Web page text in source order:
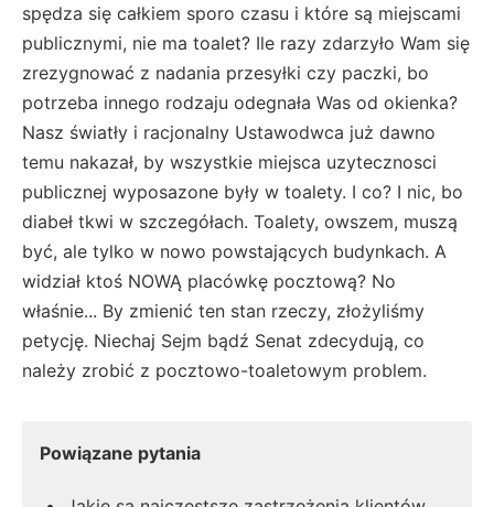
spędza się całkiem sporo czasu i które są miejscami
publicznymi, nie ma toalet? Ile razy zdarzyło Wam się
zrezygnować z nadania przesyłki czy paczki, bo
potrzeba innego rodzaju odegnała Was od okienka?
Nasz światły i racjonalny Ustawodwca już dawno
temu nakazał, by wszystkie miejsca uzytecznosci
publicznej wyposazone były w toalety. I co? I nic, bo
diabeł tkwi w szczegółach. Toalety, owszem, muszą
być, ale tylko w nowo powstających budynkach. A
widział ktoś NOWĄ placówkę pocztową? No
właśnie... By zmienić ten stan rzeczy, złożyliśmy
petycję. Niechaj Sejm bądź Senat zdecydują, co
należy zrobić z pocztowo-toaletowym problem.
Powiązane pytania